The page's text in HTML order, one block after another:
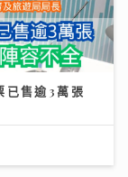
已售逾3萬張